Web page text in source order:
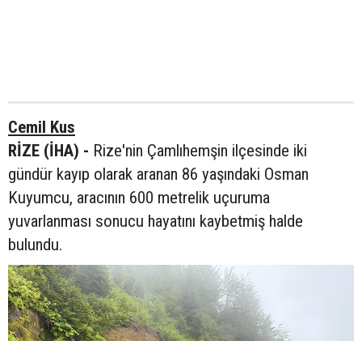
Cemil Kus
RİZE (İHA) - Rize'nin Çamlıhemşin ilçesinde iki
gündür kayıp olarak aranan 86 yaşındaki Osman
Kuyumcu, aracının 600 metrelik uçuruma
yuvarlanması sonucu hayatını kaybetmiş halde
bulundu.